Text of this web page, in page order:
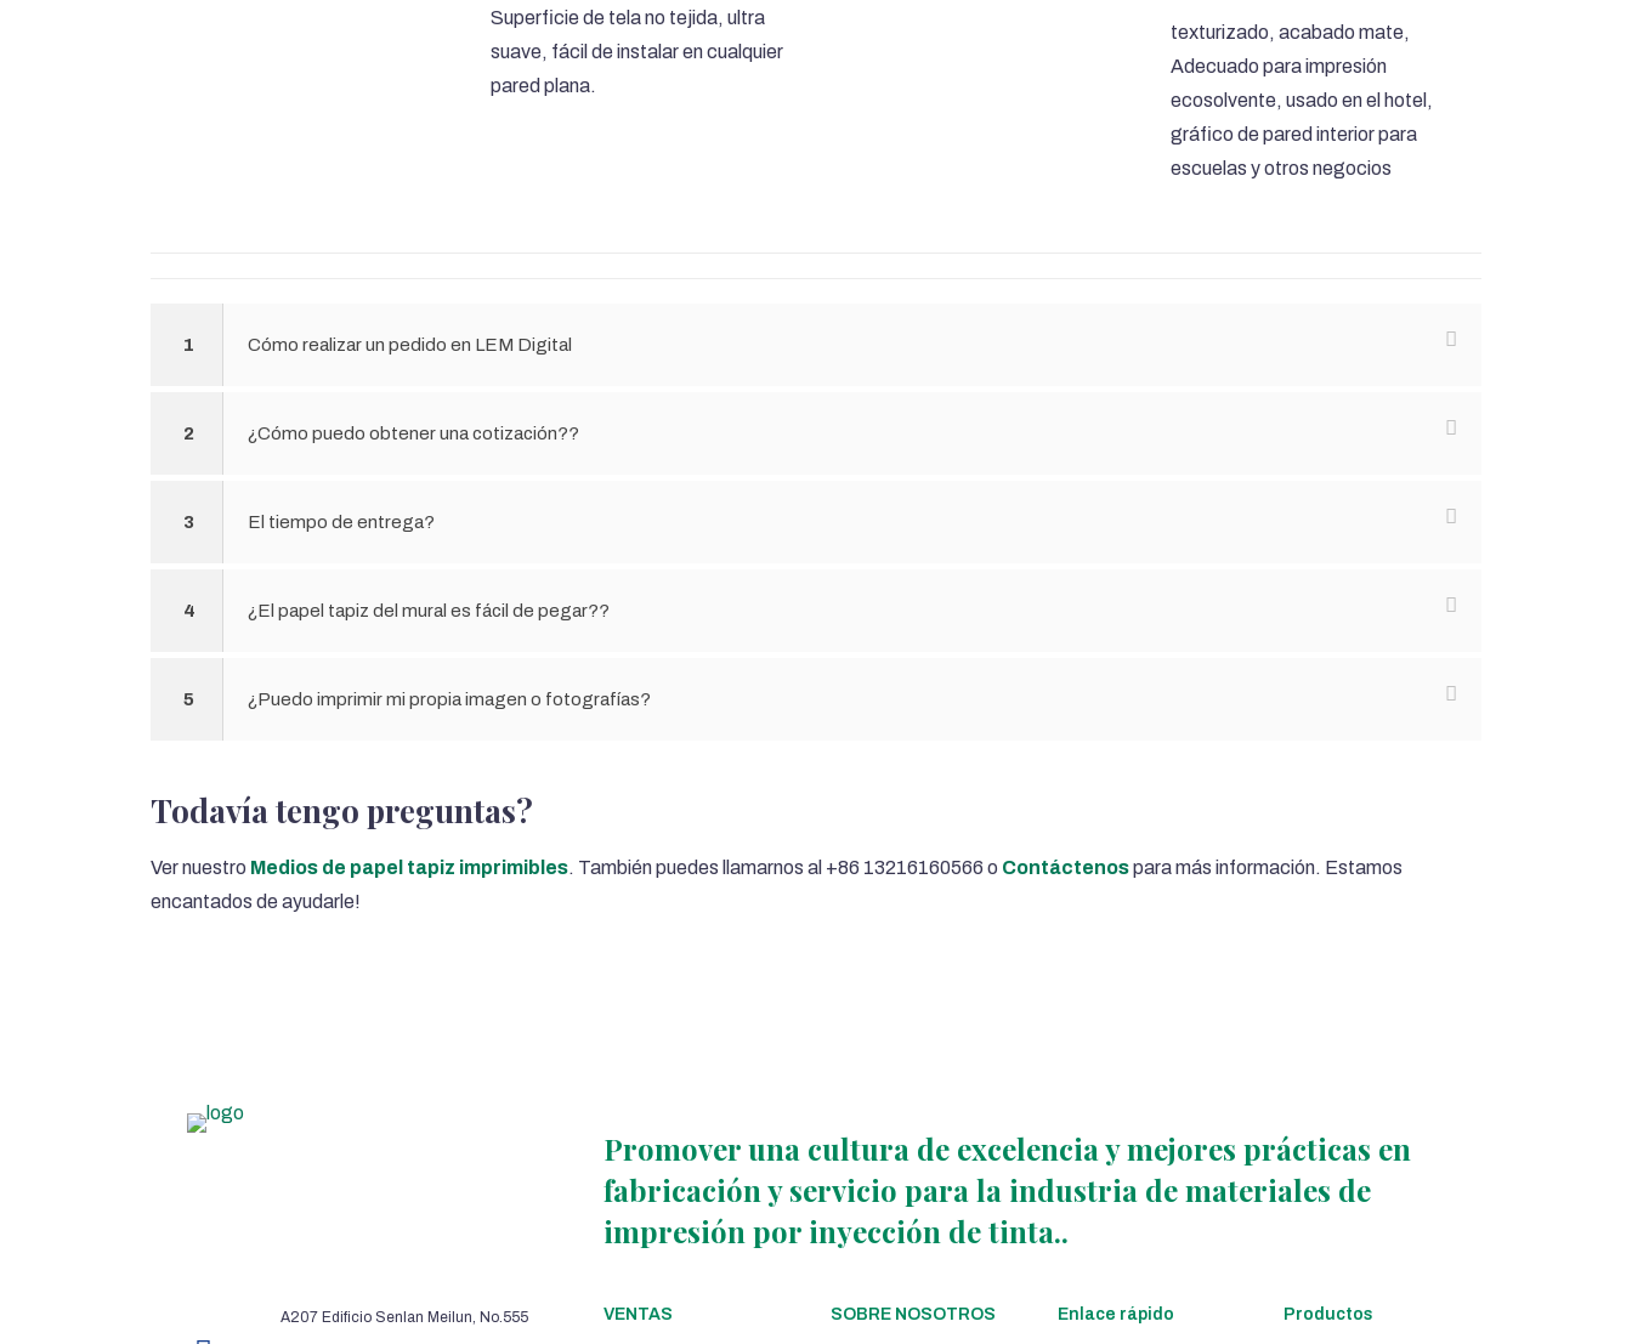
Superficie de tela no tejida, ultra
suave, fácil de instalar en cualquier
pared plana.
texturizado, acabado mate,
Adecuado para impresión
ecosolvente, usado en el hotel,
gráfico de pared interior para
escuelas y otros negocios
1 Cómo realizar un pedido en LEM Digital
2 ¿Cómo puedo obtener una cotización??
3 El tiempo de entrega?
4 ¿El papel tapiz del mural es fácil de pegar??
5 ¿Puedo imprimir mi propia imagen o fotografías?
Todavía tengo preguntas?
Ver nuestro Medios de papel tapiz imprimibles. También puedes llamarnos al +86 13216160566 o Contáctenospara más información. Estamos
encantados de ayudarle!
Promover una cultura de excelencia y mejores prácticas en
fabricación y servicio para la industria de materiales de
impresión por inyección de tinta..
A207 Edificio Senlan Meilun, No.555
VENTAS SOBRE NOSOTROS Enlace rápido Productos